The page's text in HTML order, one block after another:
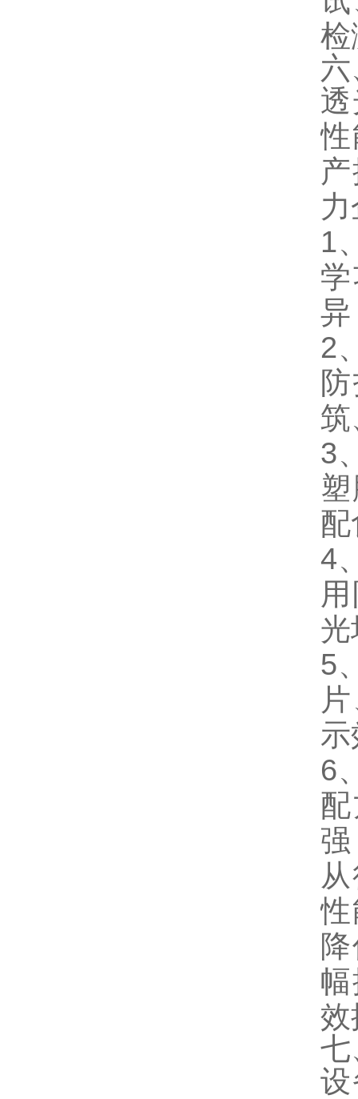
检
1
异
2
筑
3
4
5
6
效
七